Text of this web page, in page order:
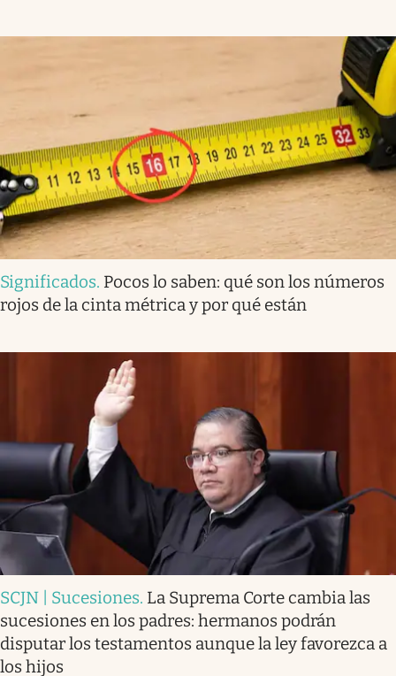
Significados. Pocos lo saben: qué son los números
rojos de la cinta métrica y por qué están
SCJN | Sucesiones. La Suprema Corte cambia las
sucesiones en los padres: hermanos podrán
disputar los testamentos aunque la ley favorezca a
los hijos